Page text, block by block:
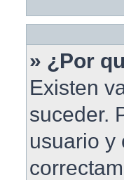
» ¿Por
Existen
suceder.
usuario y